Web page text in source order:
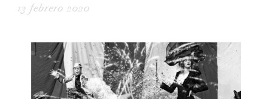
13 febrero 2020